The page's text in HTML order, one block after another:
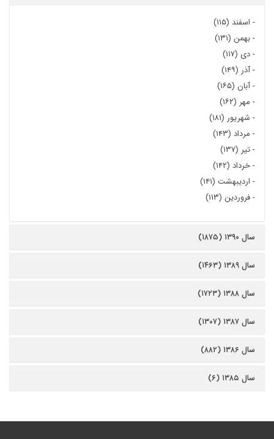
- اسفند (۱۱۵)
-بهمن (۱۳۱)
-دی (۱۱۷)
-آذر (۱۴۹)
-آبان (۱۶۵)
- مهر (۱۶۲)
- شهریور (۱۸۱)
- مرداد (۱۴۳)
-تیر (۱۳۷)
-خرداد (۱۴۲)
- اردیبهشت (۱۴۱)
-فروردین (۱۱۳)
سال ۱۳۹۰ (۱۸۷۵)
سال ۱۳۸۹ (۱۴۶۳)
سال ۱۳۸۸ (۱۷۲۳)
سال ۱۳۸۷ (۱۳۰۷)
سال ۱۳۸۶ (۸۸۲)
سال ۱۳۸۵ (۶)